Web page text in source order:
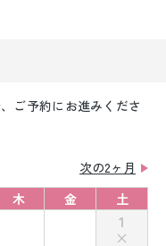
ご予約にお進みくださ
次の2ヶ月
木 金 土
1